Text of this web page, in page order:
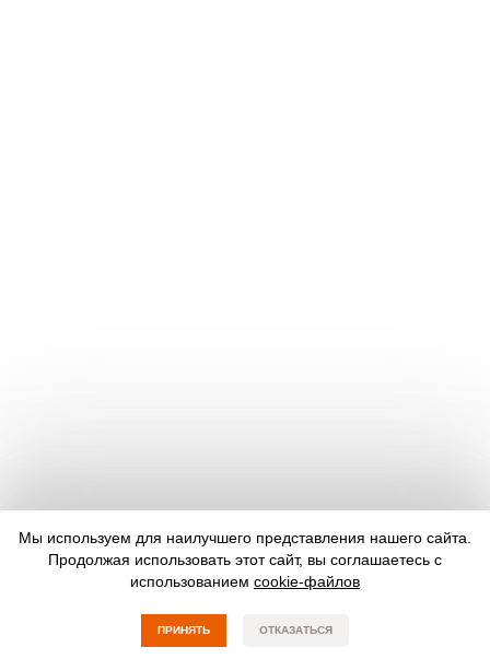
Мы используем для наилучшего представления нашего сайта.
Продолжая использовать этот сайт, вы соглашаетесь с
использованием cookie-файлов
ПРИНЯТЬ ОТКАЗАТЬСЯ